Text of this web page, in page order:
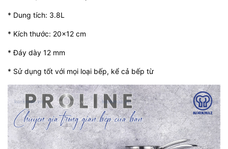
* Dung tích: 3.8L
* Kích thước: 20x12 cm
* Đáy dày 12 mm
* Sử dụng tốt với mọi loại bếp, kể cả bếp từ